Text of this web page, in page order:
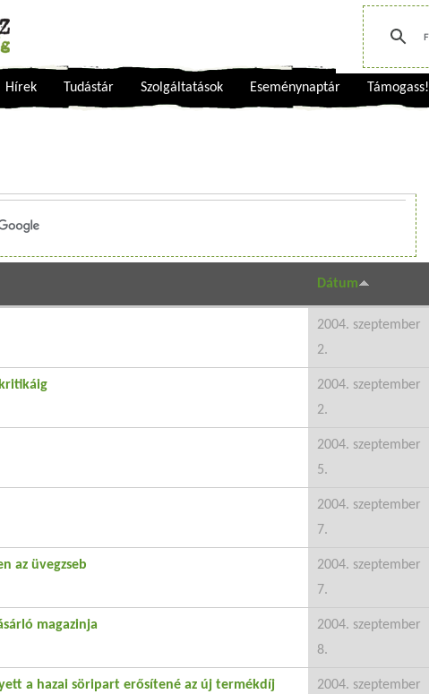
Hírek Tudástár Szolgáltatások Eseménynaptár Támogass!
Dátum
2004. szeptember
2.
2004. szeptember
2.
2004. szeptember
5.
2004. szeptember
7.
az üvegzseb
2004. szeptember
7.
magazinja
2004. szeptember
8.
a hazai söripart erősítené az új termékdíj
2004. szeptember